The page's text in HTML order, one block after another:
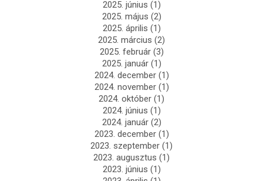
2025. június (1)
2025. május (2)
2025. április (1)
2025. március (2)
2025. február(3)
2025. január(1)
2024. december(1)
2024. november(1)
2024. október (1)
2024. június (1)
2024. január(2)
2023. december(1)
2023. szeptember (1)
2023. augusztus (1)
2023. június (1)